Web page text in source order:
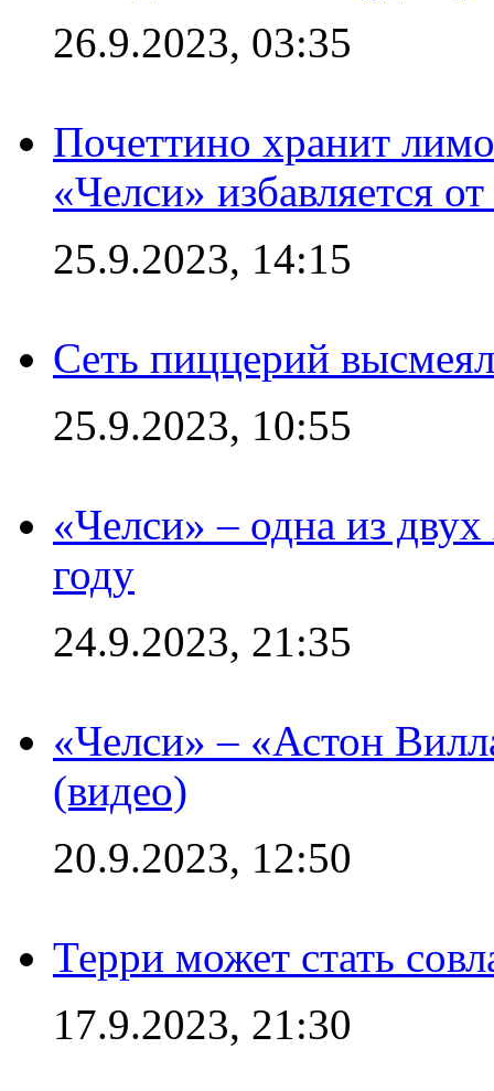
26.9.2023, 03:35
Почеттино хранит
«Челси» избавляется
25.9.2023, 14:15
Сеть пиццерий
25.9.2023, 10:55
«Челси» – одна из
году
24.9.2023, 21:35
«Челси» – «Астон
(видео)
20.9.2023, 12:50
Терри может стать
17.9.2023, 21:30